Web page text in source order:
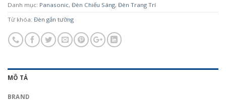
Danh mục: Panasonic, Đèn Chiếu Sáng, Đèn Trang Trí
Từ khóa: Đèn gắn tường
MÔ TẢ
BRAND